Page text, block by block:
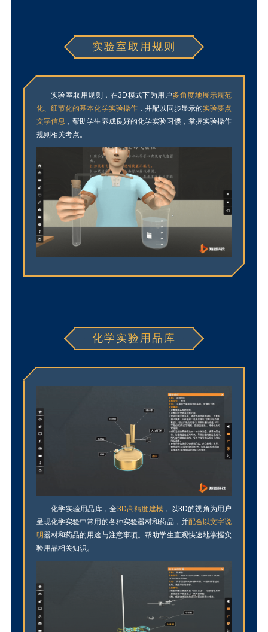
实验室取用规则
实验室取用规则，在3D模式下为用户多角度地展示规范
化、细节化的基本化学实验操作 ，并配以同步显示的实验要点
文字信息 ，帮助学生养成良好的化学实验习惯，掌握实验操作
规则相关考点。
化学实验用品库
化学实验用品库，全3D高精度建模 ，以3D的视角为用户
呈现化学实验中常用的各种实验器材和药品，并配合以文字说
明器材和药品的用途与注意事项。帮助学生直观快速地掌握实
验用品相关知识。